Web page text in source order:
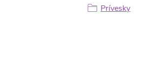
Prívesky